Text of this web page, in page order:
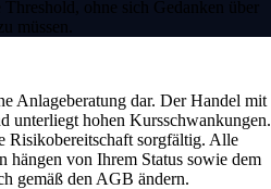
ohne sich Gedanken über
müssen.
Anlageberatung dar. Der Handel mit
unterliegt hohen Kursschwankungen.
Risikobereitschaft sorgfältig. Alle
hängen von Ihrem Status sowie dem
gemäß den AGB ändern.